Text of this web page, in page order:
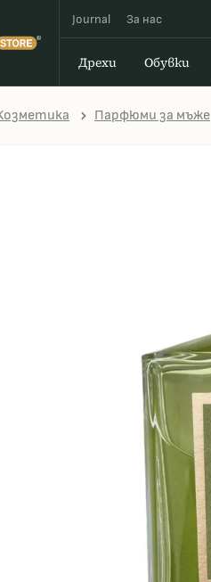
Journal За наc
Дрехи Обувки
Парфюми за мъже